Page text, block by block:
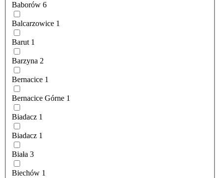
Baborów 6
Balcarzowice 1
Barut 1
Barzyna 2
Bernacice 1
Bernacice Górne 1
Biadacz 1
Biadacz 1
Biała 3
Biechów 1